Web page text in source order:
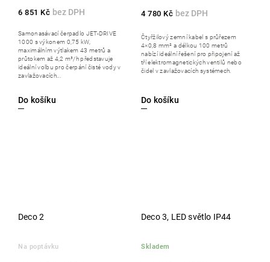
6 851 Kč
Do košíku
Samonasávací čerpadlo JET-DRIVE
1000 s výkonem 0,75 kW,
maximálním výtlakem 43 metrů a
průtokem až 4,2 m³/h představuje
ideální volbu pro čerpání čisté vody v
zavlažovacích...
4 780 Kč
Do košíku
Čtyřžilový zemní kabel s průřezem
4×0,8 mm² a délkou 100 metrů
nabízí ideální řešení pro připojení až
tří elektromagnetických ventilů nebo
čidel v zavlažovacích systémech.
Deco 2
Na poptávku
Deco 3, LED světlo IP44
Skladem